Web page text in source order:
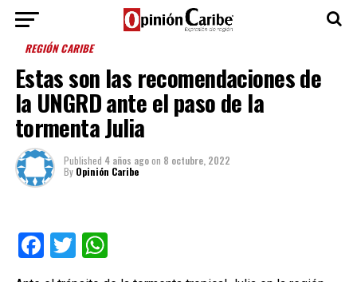
REGIÓN CARIBE
Estas son las recomendaciones de
la UNGRD ante el paso de la
tormenta Julia
Published 4 años agoon 8 octubre, 2022
By Opinión Caribe
Facebook
TwitterWhatsApp